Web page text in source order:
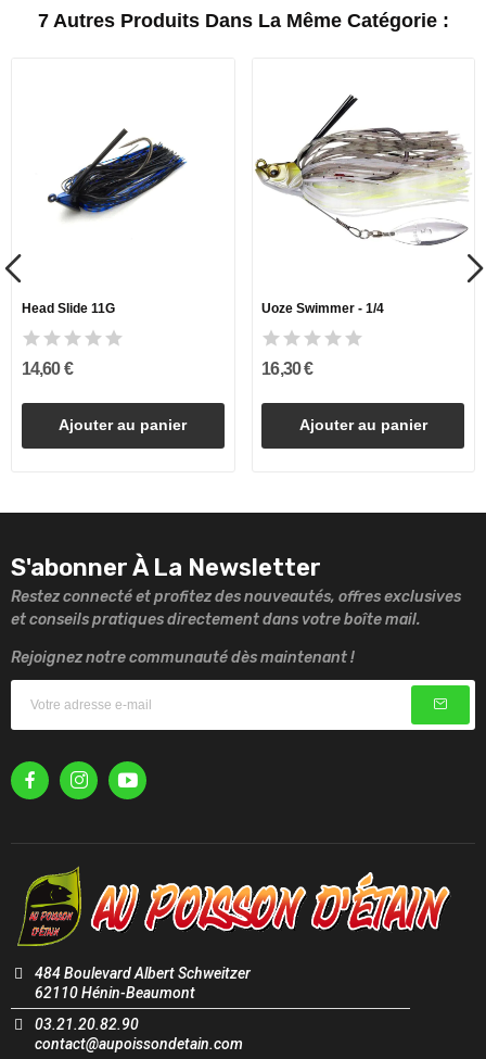
7 Autres Produits Dans La Même Catégorie :
Head Slide 11G
14,60 €
Ajouter au panier
Uoze Swimmer - 1/4
16,30 €
Ajouter au panier
S'abonner À La Newsletter
Restez connecté et profitez des nouveautés, offres exclusives
et conseils pratiques directement dans votre boîte mail.
Rejoignez notre communauté dès maintenant !
484 Boulevard Albert Schweitzer
62110 Hénin-Beaumont
03.21.20.82.90
contact@aupoissondetain.com